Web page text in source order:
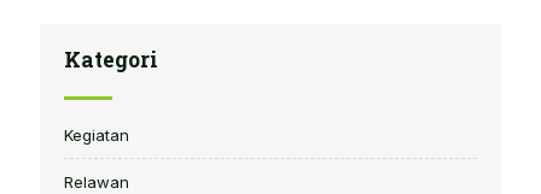
Kategori
Kegiatan
Relawan